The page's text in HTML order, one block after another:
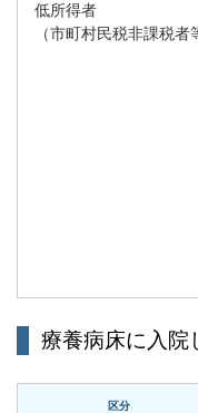
低所得者
（市町村民税非課税者
療養病床に入院
区分